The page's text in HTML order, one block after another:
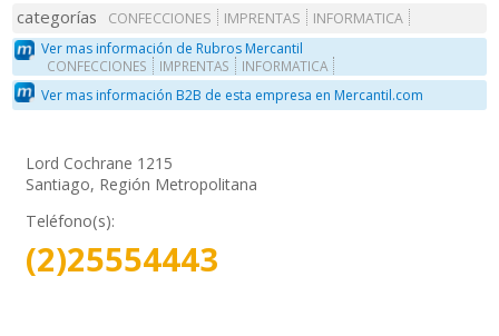
categorías CONFECCIONES IMPRENTAS
INFORMATICA
Ver mas información de Rubros Mercantil
CONFECCIONES IMPRENTAS INFORMATICA
Ver mas información B2B de esta empresa en Mercantil.com
Lord Cochrane 1215
Santiago, Región Metropolitana
Teléfono(s):
(2)25554443